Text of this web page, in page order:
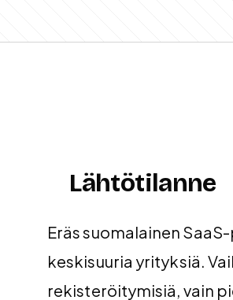
Lähtötilanne
Eräs suomalainen
keskisuuria yrityksiä.
rekisteröitymisiä, vain